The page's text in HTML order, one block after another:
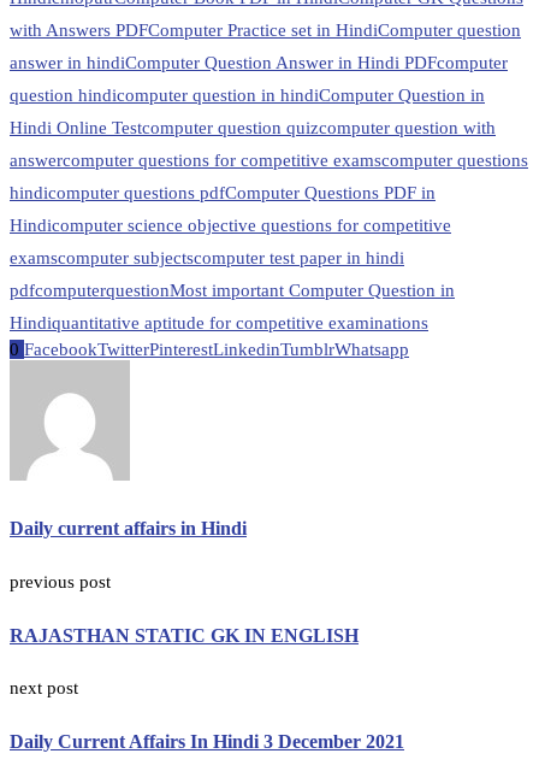
with Answers PDFComputer Practice set in HindiComputer question
answer in hindiComputer Question Answer in Hindi PDFcomputer
question hindicomputer question in hindiComputer Question in
Hindi Online Testcomputer question quizcomputer question with
answercomputer questions for competitive examscomputer questions
hindicomputer questions pdfComputer Questions PDF in
Hindicomputer science objective questions for competitive
examscomputer subjectscomputer test paper in hindi
pdfcomputerquestionMost important Computer Question in
Hindiquantitative aptitude for competitive examinations
0 FacebookTwitterPinterestLinkedinTumblrWhatsapp
Daily current affairs in Hindi
previous post
RAJASTHAN STATIC GK IN ENGLISH
next post
Daily Current Affairs In Hindi 3 December 2021